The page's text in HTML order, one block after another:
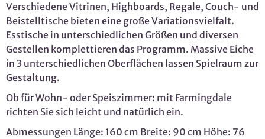
Verschiedene Vitrinen, Highboards, Regale, Couch- und
Beistelltische bieten eine große Variationsvielfalt.
Esstische in unterschiedlichen Größen und diversen
Gestellen komplettieren das Programm. Massive Eiche
in 3 unterschiedlichen Oberflächen lassen Spielraum zur
Gestaltung.
Ob für Wohn- oder Speiszimmer: mit Farmingdale
richten Sie sich leicht und natürlich ein.
Abmessungen Länge: 160 cm Breite: 90 cm Höhe: 76